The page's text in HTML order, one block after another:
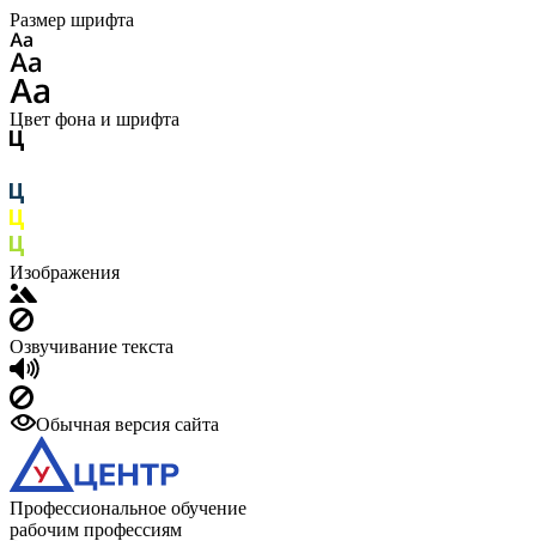
Размер шрифта
Цвет фона и шрифта
Изображения
Озвучивание текста
Обычная версия сайта
Профессиональное обучение
рабочим профессиям